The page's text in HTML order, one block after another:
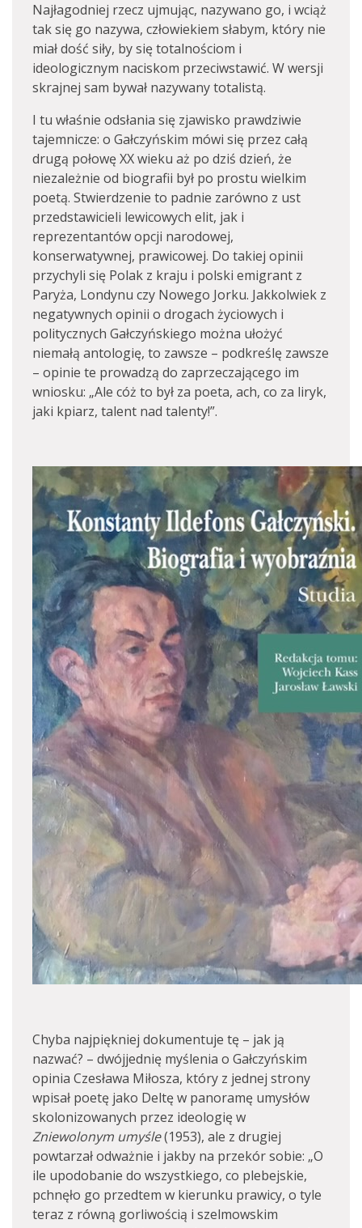
Najłagodniej rzecz ujmując, nazywano go, i wciąż
tak się go nazywa, człowiekiem słabym, który nie
miał dość siły, by się totalnościom i
ideologicznym naciskom przeciwstawić. W wersji
skrajnej sam bywał nazywany totalistą.
I tu właśnie odsłania się zjawisko prawdziwie
tajemnicze: o Gałczyńskim mówi się przez całą
drugą połowę XX wieku aż po dziś dzień, że
niezależnie od biografii był po prostu wielkim
poetą. Stwierdzenie to padnie zarówno z ust
przedstawicieli lewicowych elit, jak i
reprezentantów opcji narodowej,
konserwatywnej, prawicowej. Do takiej opinii
przychyli się Polak z kraju i polski emigrant z
Paryża, Londynu czy Nowego Jorku. Jakkolwiek z
negatywnych opinii o drogach życiowych i
politycznych Gałczyńskiego można ułożyć
niemałą antologię, to zawsze – podkreślę zawsze
– opinie te prowadzą do zaprzeczającego im
wniosku: „Ale cóż to był za poeta, ach, co za liryk,
jaki kpiarz, talent nad talenty!”.
Chyba najpiękniej dokumentuje tę – jak ją
nazwać? – dwójjednię myślenia o Gałczyńskim
opinia Czesława Miłosza, który z jednej strony
wpisał poetę jako Deltę w panoramę umysłów
skolonizowanych przez ideologię w
Zniewolonym umyśle(1953), ale z drugiej
powtarzał odważnie i jakby na przekór sobie: „O
ile upodobanie do wszystkiego, co plebejskie,
pchnęło go przedtem w kierunku prawicy, o tyle
teraz z równą gorliwością i szelmowskim